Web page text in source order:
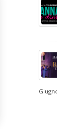
–
per